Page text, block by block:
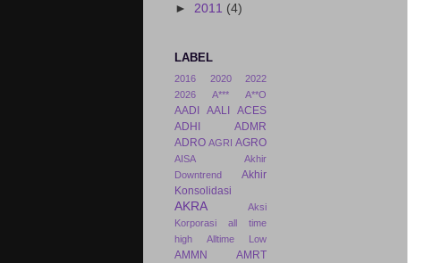
► 2011 (4)
LABEL
2016 2020
2022
2026
A*** A**O
AADI AALI
ACES
ADHI
ADMR
ADRO AGRI AGRO
AISA
Akhir
Downtrend
Akhir
Konsolidasi
AKRA
Aksi
Korporasi
all time
high
Alltime Low
AMMN
AMRT